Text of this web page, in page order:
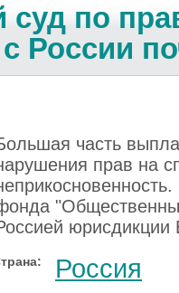
суд по
России
часть
прав на
Россия